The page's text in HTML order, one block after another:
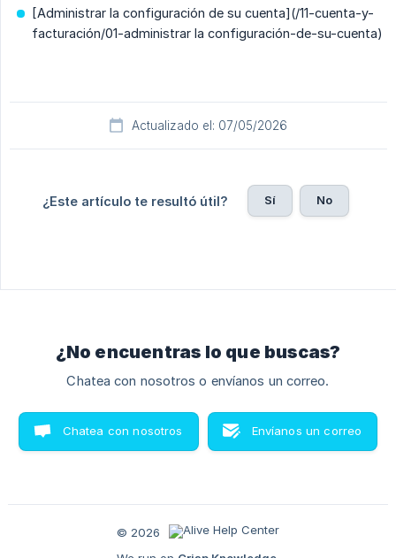
[Administrar la configuración de su cuenta](/11-cuenta-y-
facturación/01-administrar la configuración-de-su-cuenta)
Actualizado el: 07/05/2026
¿Este artículo te resultó útil? Sí No
¿No encuentras lo que buscas?
Chatea con nosotros o envíanos un correo.
Chatea con nosotros Envíanos un correo
© 2026